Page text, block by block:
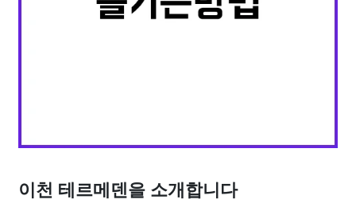
이천 테르메덴을 소개합니다